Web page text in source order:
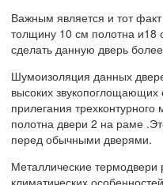
Важным является и тот
толщину 10 см полотна и18
сделать данную дверь
Шумоизоляция данных
высоких звукопоглощающих
прилегания
полотна двери 2 на раме
перед обычными дверями.
Металлические термодвери